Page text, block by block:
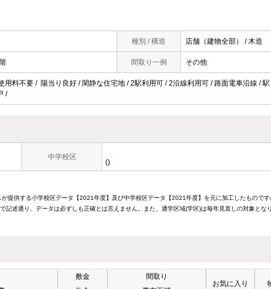
種別 / 構造 店舗（建物全部） / 木造
間取り一例 その他
用料不要 / 陽当り良好 / 閑静な住宅地 / 2駅利用可 / 2沿線利用可 / 路面電車沿線 /
/
中学校区
()
提供する小学校区データ【2021年度】及び中学校区データ【2021年度】を元に加工したもので
述通り、データは必ずしも正確とは言えません。また、通学区域(学区)は毎年見直しの対象とな
敷金
間取り
お気に入り